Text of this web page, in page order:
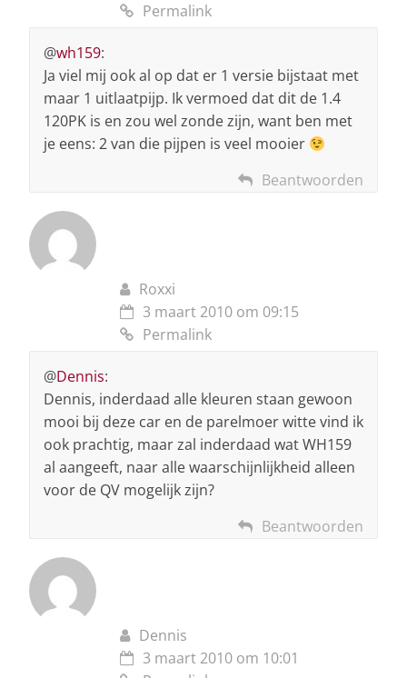
Permalink
@wh159:
Ja viel mij ook al op dat er 1 versie bijstaat met
maar 1 uitlaatpijp. Ik vermoed dat dit de 1.4
120PK is en zou wel zonde zijn, want ben met
je eens: 2 van die pijpen is veel mooier
Beantwoorden
Roxxi
3 maart 2010 om 09:15
Permalink
@Dennis:
Dennis, inderdaad alle kleuren staan gewoon
mooi bij deze car en de parelmoer witte vind ik
ook prachtig, maar zal inderdaad wat WH159
al aangeeft, naar alle waarschijnlijkheid alleen
voor de QV mogelijk zijn?
Beantwoorden
Dennis
3 maart 2010 om 10:01